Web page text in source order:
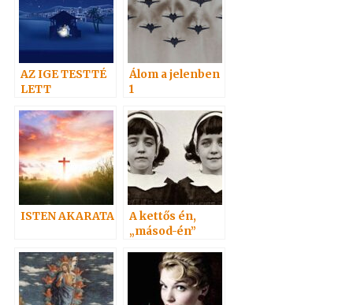
AZ IGE TESTTÉ
LETT
Álom a jelenben
1
ISTEN AKARATA
A kettős én,
„másod-én”